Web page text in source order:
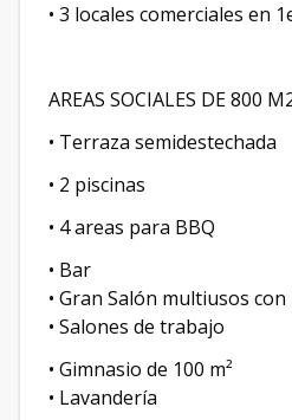
• 3 locales comerciales en
AREAS SOCIALES DE 800
• Terraza semidestechada
• 2 piscinas
• 4 areas para BBQ
• Bar
• Gran Salón multiusos
• Salones de trabajo
• Gimnasio de 100 m²
• Lavandería